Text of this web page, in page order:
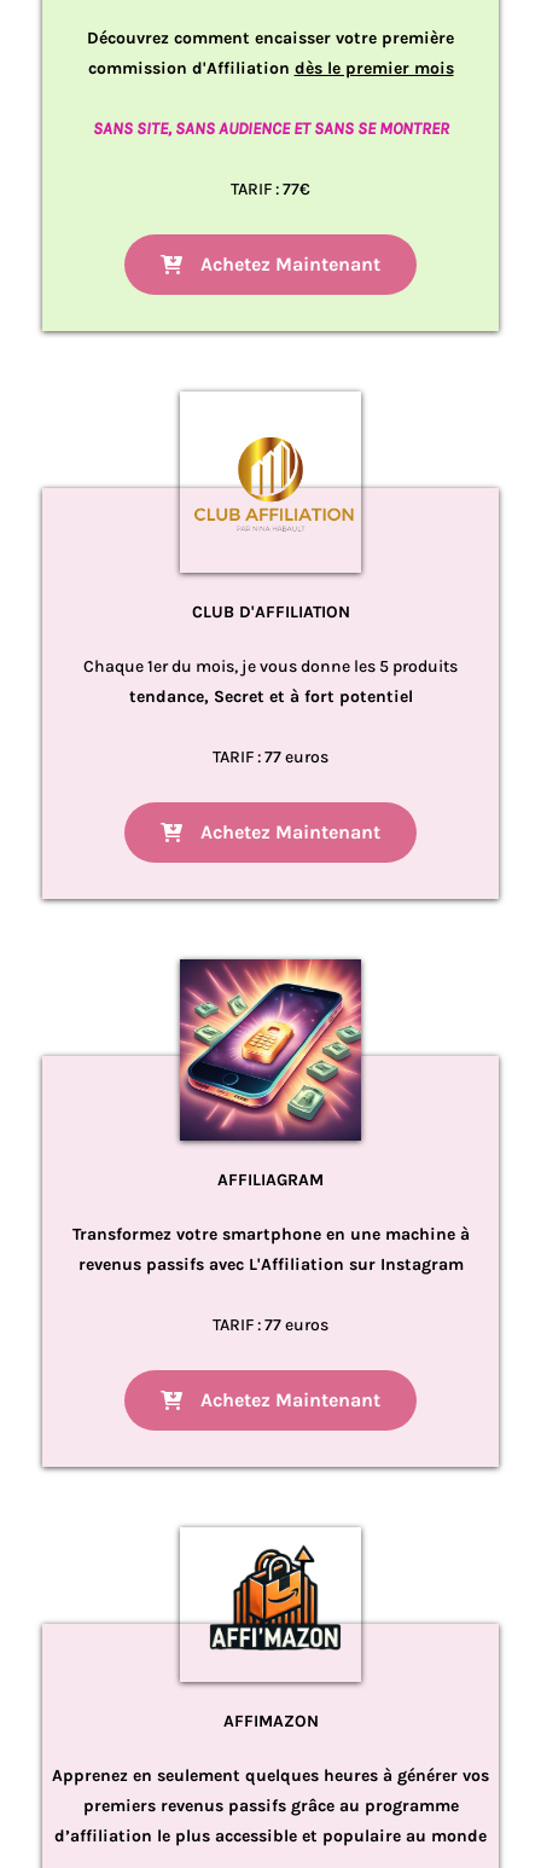
Découvrez comment encaisser votre première
commission d'Affiliation dès le premier mois
SANS SITE, SANS AUDIENCE ET SANS SE MONTRER
TARIF : 77€
Achetez Maintenant
CLUB D'AFFILIATION
Chaque 1er du mois, je vous donne les 5 produits
tendance, Secret et à fort potentiel
TARIF : 77 euros
Achetez Maintenant
AFFILIAGRAM
Transformez votre smartphone en une machine à
revenus passifs avec L'Affiliation sur Instagram
TARIF : 77 euros
Achetez Maintenant
AFFIMAZON
Apprenez en seulement quelques heures à générer vos
premiers revenus passifs grâce au programme
d’affiliation le plus accessible et populaire au monde